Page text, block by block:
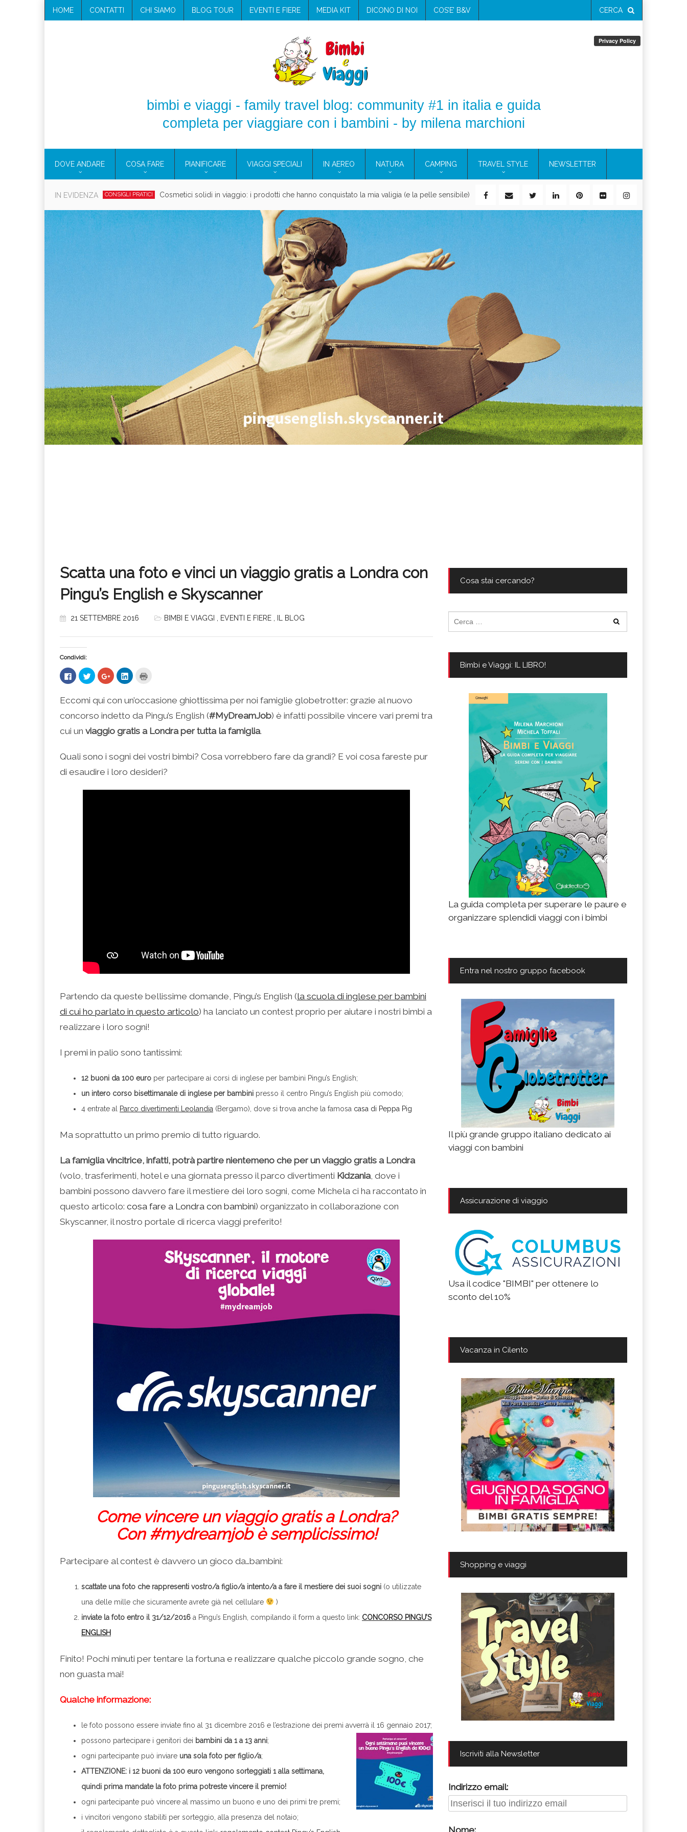
HOME CONTATTI CHI SIAMO BLOG TOUR EVENTI E FIERE MEDIA KIT DICONO DI NOI COS’E’ B&V CERCA
bimbi e viaggi - family travel blog: community #1 in italia e guida
completa per viaggiare con i bambini - by milena marchioni
DOVE ANDARE COSA FARE PIANIFICARE VIAGGI SPECIALI IN AEREO NATURA CAMPING TRAVEL STYLE NEWSLETTER
IN EVIDENZA CONSIGLI PRATICI Cosmetici solidi in viaggio: i prodotti che hanno conquistato la mia valigia (e la pelle sensibile)
CAMPANIA Villaggio per famiglie in Cilento: il Blue Marine di Marina di Camerota
Vacanze in campeggio con i bambini: come trovare l’offerta migliore?
CONSIGLI PRATICI Assicurazione viaggio estate 2026: lo sconto Columbus supera il 21%
Scatta una foto e vinci un viaggio gratis a Londra con
Pingu’s English e Skyscanner
21 SETTEMBRE 2016 BIMBI E VIAGGI EVENTI E FIERE IL BLOG
Condividi:
Fai
clic
su
Facebook
apre
una
nuova
Fai
clic
condividere
su
Twitter
(Si
in
una
Fai
clic
condividere
su
Google+
(Si
in
una
Fai
clic
condividere
su
LinkedIn
(Si
in
una
stampare
(Si
apre
in
una
nuova
finestra)
Eccomi qui con un’occasione ghiottissima per noi famiglie globetrotter: grazie al nuovo
concorso indetto da Pingu’s English (#MyDreamJob) è infatti possibile vincere vari premi tra
cui un viaggio gratis a Londra per tutta la famiglia.
Quali sono i sogni dei vostri bimbi? Cosa vorrebbero fare da grandi? E voi cosa fareste pur
di esaudire i loro desideri?
Partendo da queste bellissime domande, Pingu’s English (la scuola di inglese per bambini
di cui ho parlato in questo articolo) ha lanciato un contest proprio per aiutare i nostri bimbi a
realizzare i loro sogni!
I premi in palio sono tantissimi:
12 buoni da 100 euro per partecipare ai corsi di inglese per bambini Pingu’s English;
un intero corso bisettimanale di inglese per bambini presso il centro Pingu’s English più comodo;
4 entrate al
Parco divertimenti Leolandia (Bergamo), dove si trova anche la famosa casa di Peppa Pig
Ma soprattutto un primo premio di tutto riguardo.
La famiglia vincitrice, infatti, potrà partire nientemeno che per un viaggio gratis a Londra
(volo, trasferimenti, hotel e una giornata presso il parco divertimenti Kidzania, dove i
bambini possono davvero fare il mestiere dei loro sogni, come Michela ci ha raccontato in
questo articolo: cosa fare a Londra con bambini) organizzato in collaborazione con
Skyscanner, il nostro portale di ricerca viaggi preferito!
Come vincere un viaggio gratis a Londra?
Con #mydreamjob è semplicissimo!
Partecipare al contest è davvero un gioco da…bambini:
scattate una foto che rappresenti vostro/a figlio/a intento/a a fare il mestiere dei suoi sogni (o utilizzate
una delle mille che sicuramente avrete già nel cellulare
)
inviate la foto entro il 31/12/2016 a Pingu’s English, compilando il form a questo link: CONCORSO PINGU’S
ENGLISH
Finito! Pochi minuti per tentare la fortuna e realizzare qualche piccolo grande sogno, che
non guasta mai!
Qualche informazione:
le foto possono essere inviate fino al 31 dicembre 2016 e l’estrazione dei premi avverrà il 16 gennaio 2017;
possono partecipare i genitori dei bambini da 1 a 13 anni;
ogni partecipante può inviare una sola foto per figlio/a;
ATTENZIONE: i 12 buoni da 100 euro vengono sorteggiati 1 alla settimana,
quindi prima mandate la foto prima potreste vincere il premio!
ogni partecipante può vincere al massimo un buono e uno dei primi tre premi;
i vincitori vengono stabiliti per sorteggio, alla presenza del notaio;
Cosa stai cercando?
per:
Bimbi e Viaggi: IL LIBRO!
La guida completa per superare le paure e
organizzare splendidi viaggi con i bimbi
Entra nel nostro gruppo facebook
Il più grande gruppo italiano dedicato ai
viaggi con bambini
Assicurazione di viaggio
Usa il codice "BIMBI" per ottenere lo
sconto del 10%
Vacanza in Cilento
Shopping e viaggi
Iscriviti alla Newsletter
Indirizzo email: